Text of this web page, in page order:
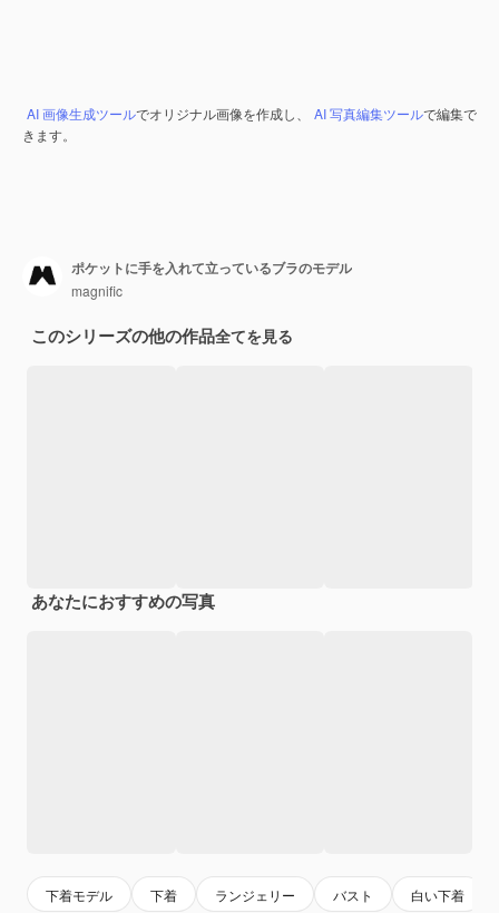
AI 画像生成ツールでオリジナル画像を作成し、 AI 写真編集ツールで編集で
きます。
ポケットに手を入れて立っているブラのモデル
magnific
このシリーズの他の作品全てを見る
あなたにおすすめの写真
下着モデル 下着 ランジェリー バスト 白い下着